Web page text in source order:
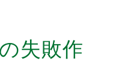
失敗作